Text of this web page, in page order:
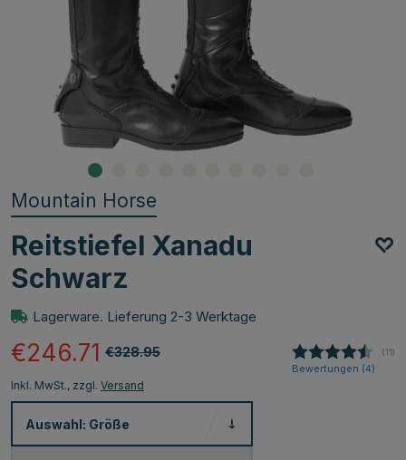
Mountain Horse
Reitstiefel Xanadu
Schwarz
Lagerware. Lieferung 2-3 Werktage
€328.95
€246.71 (11)
Bewertungen (4)
Inkl. MwSt., zzgl. Versand
Auswahl: Größe